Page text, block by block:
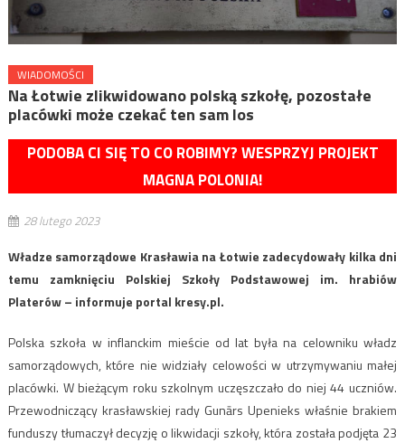
WIADOMOŚCI
Na Łotwie zlikwidowano polską szkołę, pozostałe
placówki może czekać ten sam los
PODOBA CI SIĘ TO CO ROBIMY? WESPRZYJ PROJEKT
MAGNA POLONIA!
28 lutego 2023
Władze samorządowe Krasławia na Łotwie zadecydowały kilka dni
temu zamknięciu Polskiej Szkoły Podstawowej im. hrabiów
Platerów – informuje portal kresy.pl.
Polska szkoła w inflanckim mieście od lat była na celowniku władz
samorządowych, które nie widziały celowości w utrzymywaniu małej
placówki. W bieżącym roku szkolnym uczęszczało do niej 44 uczniów.
Przewodniczący krasławskiej rady Gunārs Upenieks właśnie brakiem
funduszy tłumaczył decyzję o likwidacji szkoły, która została podjęta 23